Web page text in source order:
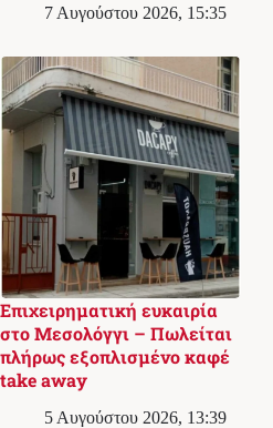
7 Αυγούστου 2026, 15:35
Επιχειρηματική ευκαιρία
στο Μεσολόγγι – Πωλείται
πλήρως εξοπλισμένο καφέ
take away
5 Αυγούστου 2026, 13:39